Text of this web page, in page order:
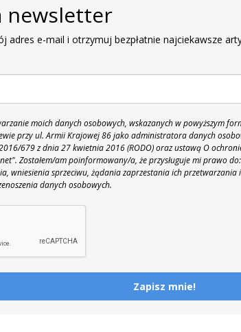
newsletter
adres e-mail i otrzymuj bezpłatnie najciekawsze
moich danych osobowych, wskazanych w powyższym
przy ul. Armii Krajowej 86 jako administratora danych
679 z dnia 27 kwietnia 2016 (RODO) oraz ustawą O
Zostałem/am poinformowany/a, że przysługuje mi prawo
wniesienia sprzeciwu, żądania zaprzestania ich
danych osobowych.
Zapisz mnie!